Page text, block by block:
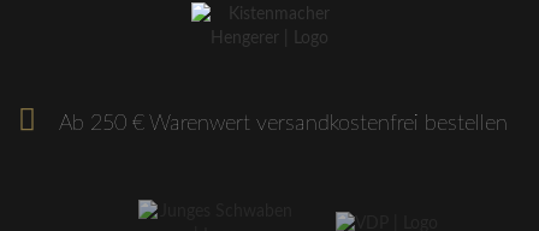
Ab 250 € Warenwert versandkostenfrei bestellen